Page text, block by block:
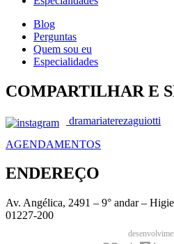
Blog
Perguntas
Quem sou eu
Especialidades
COMPARTILHAR E
dramariaterezaguiotti
AGENDAMENTOS
ENDEREÇO
Av. Angélica, 2491 – 9° andar –
01227-200